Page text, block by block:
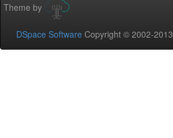
Theme by
DSpace Software Copyright © 2002-2013